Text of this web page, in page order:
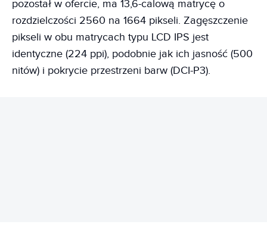
pozostał w ofercie, ma 13,6-calową matrycę o
rozdzielczości 2560 na 1664 pikseli. Zagęszczenie
pikseli w obu matrycach typu LCD IPS jest
identyczne (224 ppi), podobnie jak ich jasność (500
nitów) i pokrycie przestrzeni barw (DCI-P3).